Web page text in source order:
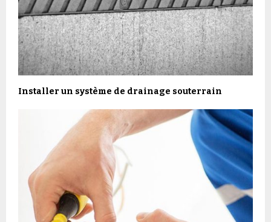
Installer un système de drainage souterrain